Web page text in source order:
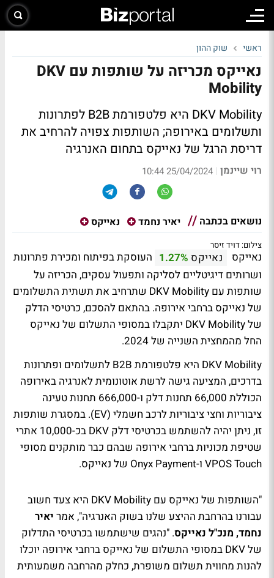
ראשי שוק ההון
נאייקס מכריזה על שותפות עם DKV
Mobility
DKV Mobility היא פלטפורמת B2B לפתרונות
ותשלומים באירופה; השותפות צפויה להרחיב את
דריסת הרגל של נאייקס בתחום האנרגיה
רוי שיינמן |
25/04/2024 10:44
נושאים בכתבה יאיר נחמד נאייקס
צילום: דויד זיסר
נאייקס נאייקס 1.27% העוסקת בפיתוח ומכירת פתרונות
ושרותים דיגיטליים לסליקה ותפעול עסקים, הכריזה על
שותפות עם DKV Mobility שתרחיב את תשתית התשלומים
של נאייקס ברחבי אירופה. בהתאם להסכם, כרטיסי הדלק
של DKV Mobility יתקבלו במסופי התשלום של נאייקס
החל מהמחצית השנייה של 2024.
DKV Mobility היא פלטפורמת B2B לתשלומים ופתרונות
בדרכים, המציעה גישה לרשת אוטונומית לאנרגיה באירופה
הכוללת 66,000 תחנות דלק ו-666,000 תחנות טעינה
ציבוריות וחצי ציבוריות לרכב חשמלי (EV). במסגרת שותפות
זו, ניתן יהיה להשתמש בכרטיסי דלק DKV בכ-10,000 אתרי
שטיפת מכוניות ברחבי אירופה שבהם כבר מותקנים מסופי
VPOS Touch ו-Onyx Payment של נאייקס.
"השותפות של נאייקס עם DKV Mobility היא צעד חשוב
עבורנו בהרחבת ההיצע שלנו בשוק האנרגיה", אמר יאיר
נחמד, מנכ"ל נאייקס. "נהגים שישתמשו בכרטיסי התדלוק
של DKV במסופי התשלום של נאייקס ברחבי אירופה יוכלו
להנות מחווית תשלום משופרת, כחלק מהרחבה משמעותית